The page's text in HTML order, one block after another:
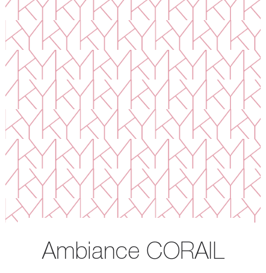
Ambiance CORAIL